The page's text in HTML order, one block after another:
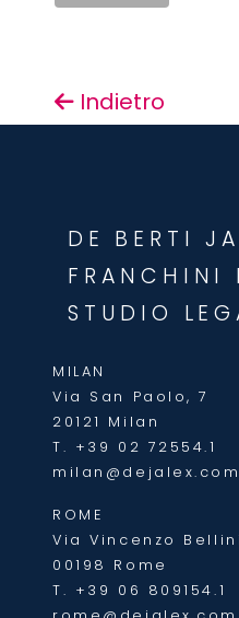
Indietro
DE BERTI
FRANCHINI
STUDIO
MILAN
Via San Paolo, 7
20121 Milan
T. +39 02 72554.1
milan@dejalex.com
ROME
Via Vincenzo
00198 Rome
T. +39 06 809154.1